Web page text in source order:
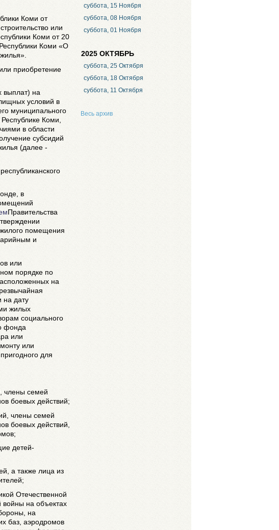
Коми от
или
Коми от 20
Коми «О
приобретение
выплат) на
условий в
муниципального
Коми,
в области
субсидий
(далее -
в
Правительства
помещения
и
или
порядке по
на
на дату
жилых
социального
фонда
или
или
для
члены семей
боевых действий;
члены семей
боевых действий,
детей-
а также лица из
Отечественной
на объектах
на
баз, аэродромов
суббота, 15 Ноября
суббота, 08 Ноября
суббота, 01 Ноября
2025 ОКТЯБРЬ
суббота, 25 Октября
суббота, 18 Октября
суббота, 11 Октября
Весь архив